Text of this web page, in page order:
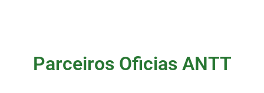
Parceiros Oficias ANTT